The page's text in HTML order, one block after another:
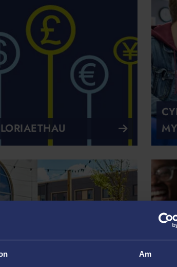
Am